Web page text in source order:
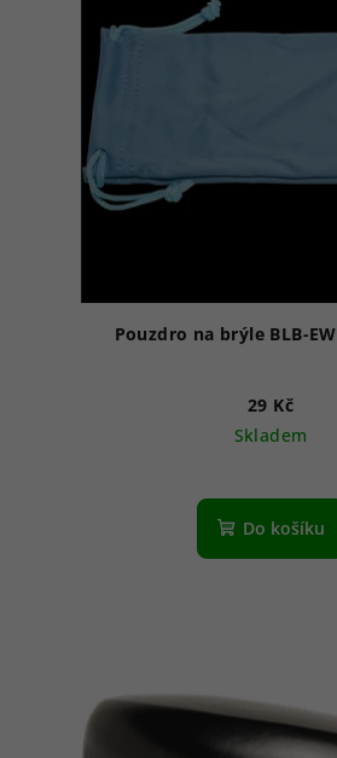
Pouzdro na brýle BLB-
29 Kč
Skladem
Do košíku